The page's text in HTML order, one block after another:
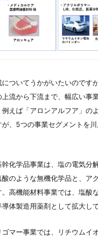
についてうかがいたいのです
流から下流まで、幅広い事
えば「アロンアルフア」の
、5つの事業セグメントを
幹化学品事業は、塩の電気分
のような無機化学品と、ア
高機能材料事業では、塩酸
体製造用薬剤として拡大して
マー事業では、リチウムイ